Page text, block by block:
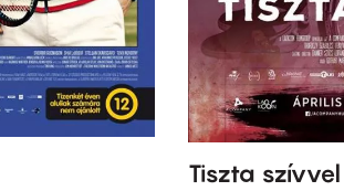
Tiszta szívvel